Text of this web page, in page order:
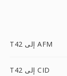
T42 إلى AFM
T42 إلى CID